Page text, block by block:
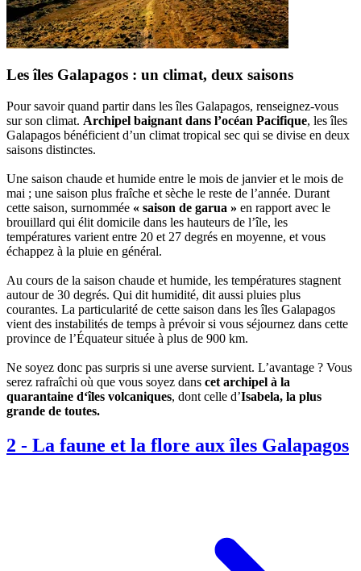
Les îles Galapagos : un climat, deux saisons
Pour savoir quand partir dans les îles Galapagos, renseignez-vous
sur son climat. Archipel baignant dans l’océan Pacifique, les îles
Galapagos bénéficient d’un climat tropical sec qui se divise en deux
saisons distinctes.
Une saison chaude et humide entre le mois de janvier et le mois de
mai ; une saison plus fraîche et sèche le reste de l’année. Durant
cette saison, surnommée « saison de garua » en rapport avec le
brouillard qui élit domicile dans les hauteurs de l’île, les
températures varient entre 20 et 27 degrés en moyenne, et vous
échappez à la pluie en général.
Au cours de la saison chaude et humide, les températures stagnent
autour de 30 degrés. Qui dit humidité, dit aussi pluies plus
courantes. La particularité de cette saison dans les îles Galapagos
vient des instabilités de temps à prévoir si vous séjournez dans cette
province de l’Équateur située à plus de 900 km.
Ne soyez donc pas surpris si une averse survient. L’avantage ? Vous
serez rafraîchi où que vous soyez dans cet archipel à la
quarantaine d‘îles volcaniques, dont celle d’Isabela, la plus
grande de toutes.
2 - La faune et la flore aux îles Galapagos